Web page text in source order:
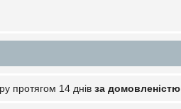
протягом 14 днів за домовленістю